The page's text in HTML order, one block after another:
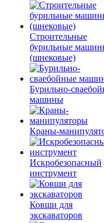
Строительные
бурильные
(шнековые)
Бурильно-
машины
Краны-
Искробезопасный
инструмент
Ковши для
экскаваторов